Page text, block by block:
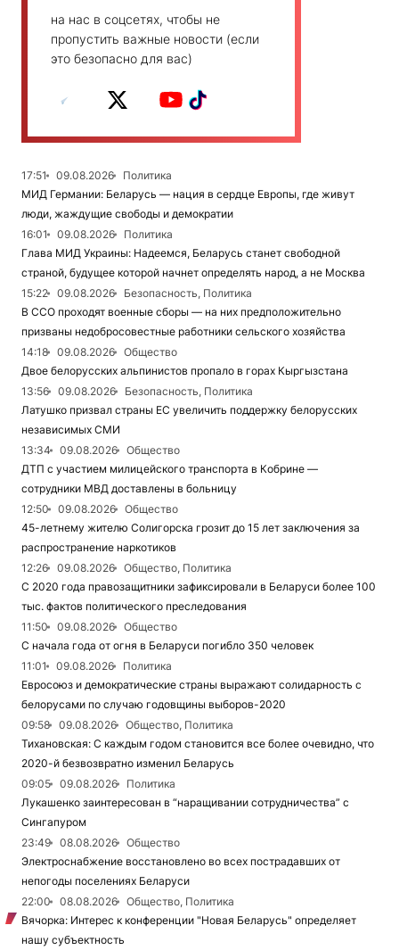
на нас в соцсетях, чтобы не
пропустить важные новости (если
это безопасно для вас)
17:51 09.08.2026
Политика
МИД Германии: Беларусь — нация в сердце Европы, где живут
люди, жаждущие свободы и демократии
16:01
09.08.2026
Политика
Глава МИД Украины: Надеемся, Беларусь станет свободной
страной, будущее которой начнет определять народ, а не Москва
15:22
09.08.2026
Безопасность, Политика
В ССО проходят военные сборы — на них предположительно
призваны недобросовестные работники сельского хозяйства
14:18
09.08.2026
Общество
Двое белорусских альпинистов пропало в горах Кыргызстана
13:56
09.08.2026
Безопасность, Политика
Латушко призвал страны ЕС увеличить поддержку белорусских
независимых СМИ
13:34
09.08.2026
Общество
ДТП с участием милицейского транспорта в Кобрине —
сотрудники МВД доставлены в больницу
12:50
09.08.2026
Общество
45-летнему жителю Солигорска грозит до 15 лет заключения за
распространение наркотиков
12:26
09.08.2026
Общество, Политика
С 2020 года правозащитники зафиксировали в Беларуси более 100
тыс. фактов политического преследования
11:50
09.08.2026
Общество
С начала года от огня в Беларуси погибло 350 человек
11:01
09.08.2026
Политика
Евросоюз и демократические страны выражают солидарность с
белорусами по случаю годовщины выборов-2020
09:58
09.08.2026
Общество, Политика
Тихановская: С каждым годом становится все более очевидно, что
2020-й безвозвратно изменил Беларусь
09:05
09.08.2026
Политика
Лукашенко заинтересован в “наращивании сотрудничества” с
Сингапуром
23:49
08.08.2026
Общество
Электроснабжение восстановлено во всех пострадавших от
непогоды поселениях Беларуси
22:00
08.08.2026
Общество, Политика
Вячорка: Интерес к конференции "Новая Беларусь" определяет
нашу субъектность